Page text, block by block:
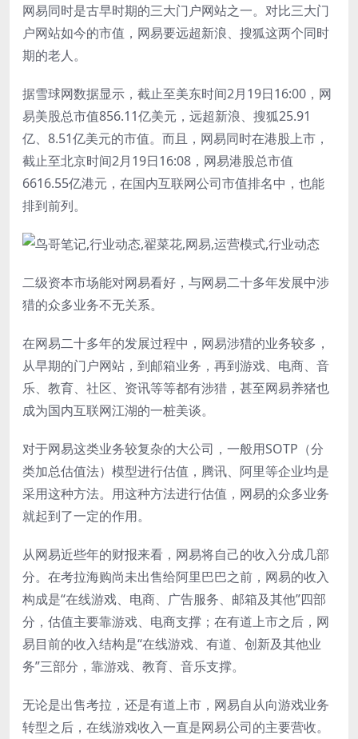
网易同时是古早时期的三大门户网站之一。对比三大门
户网站如今的市值，网易要远超新浪、搜狐这两个同时
期的老人。
据雪球网数据显示，截止至美东时间2月19日16:00，网
易美股总市值856.11亿美元，远超新浪、搜狐25.91
亿、8.51亿美元的市值。而且，网易同时在港股上市，
截止至北京时间2月19日16:08，网易港股总市值
6616.55亿港元，在国内互联网公司市值排名中，也能
排到前列。
二级资本市场能对网易看好，与网易二十多年发展中涉
猎的众多业务不无关系。
在网易二十多年的发展过程中，网易涉猎的业务较多，
从早期的门户网站，到邮箱业务，再到游戏、电商、音
乐、教育、社区、资讯等等都有涉猎，甚至网易养猪也
成为国内互联网江湖的一桩美谈。
对于网易这类业务较复杂的大公司，一般用SOTP（分
类加总估值法）模型进行估值，腾讯、阿里等企业均是
采用这种方法。用这种方法进行估值，网易的众多业务
就起到了一定的作用。
从网易近些年的财报来看，网易将自己的收入分成几部
分。在考拉海购尚未出售给阿里巴巴之前，网易的收入
构成是“在线游戏、电商、广告服务、邮箱及其他”四部
分，估值主要靠游戏、电商支撑；在有道上市之后，网
易目前的收入结构是“在线游戏、有道、创新及其他业
务”三部分，靠游戏、教育、音乐支撑。
无论是出售考拉，还是有道上市，网易自从向游戏业务
转型之后，在线游戏收入一直是网易公司的主要营收。